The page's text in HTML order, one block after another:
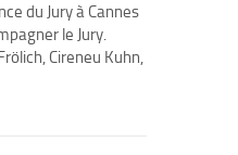
du Jury à Cannes
le Jury.
Cireneu Kuhn,